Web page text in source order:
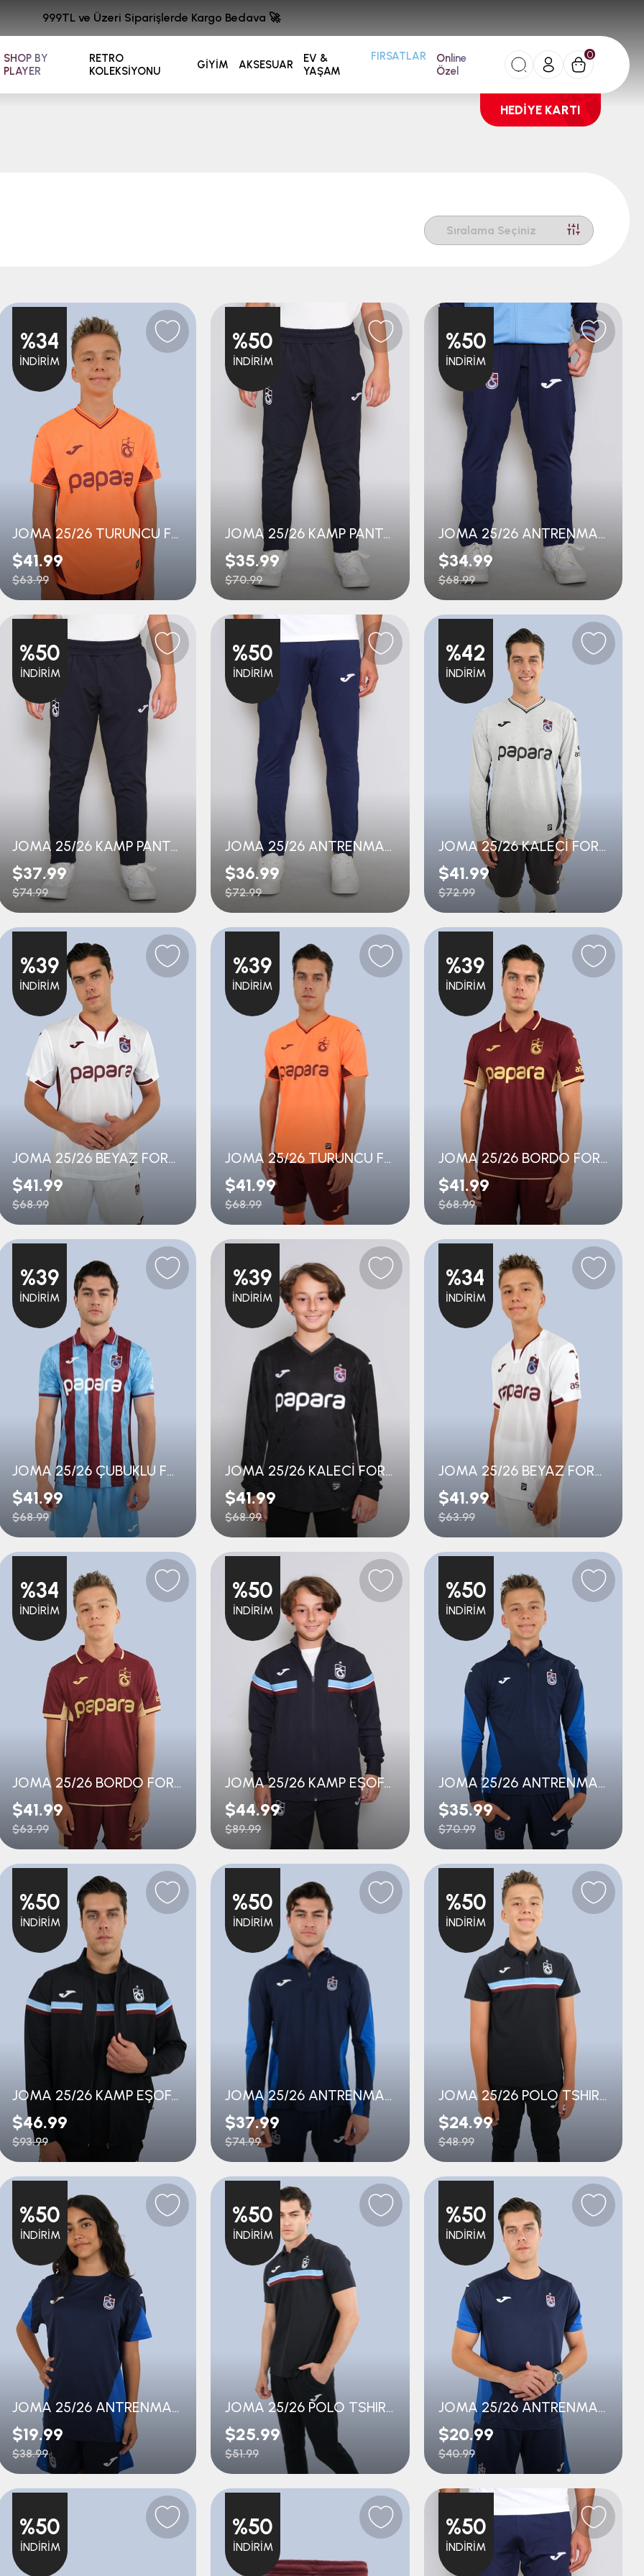
SHOP BY
PLAYER
RETRO
KOLEKSİYONU
GİYİM AKSESUAR
EV &
YAŞAM
Online
Özel
0
HEDİYE KARTI
999TL ve Üzeri Siparişlerde Kargo Bedava 🚀
JOMA 25/26 TURUNCU FORMA ÇOCUK
$41.99
$63.99
%34
İNDIRIM
JOMA 25/26 KAMP PANTOLON GENÇ
$35.99
$70.99
%50
İNDIRIM
JOMA 25/26 ANTRENMAN PANTOLON GENÇ
$34.99
$68.99
%50
İNDIRIM
JOMA 25/26 KAMP PANTOLON
$37.99
$74.99
%50
İNDIRIM
JOMA 25/26 ANTRENMAN PANTOLON
$36.99
$72.99
%50
İNDIRIM
JOMA 25/26 KALECİ FORMA
$41.99
$72.99
%42
İNDIRIM
JOMA 25/26 BEYAZ FORMA
$41.99
$68.99
%39
İNDIRIM
JOMA 25/26 TURUNCU FORMA
$41.99
$68.99
%39
İNDIRIM
JOMA 25/26 BORDO FORMA
$41.99
$68.99
%39
İNDIRIM
JOMA 25/26 ÇUBUKLU FORMA
$41.99
$68.99
%39
İNDIRIM
JOMA 25/26 KALECİ FORMA ÇOCUK
$41.99
$68.99
%39
İNDIRIM
JOMA 25/26 BEYAZ FORMA ÇOCUK
$41.99
$63.99
%34
İNDIRIM
JOMA 25/26 BORDO FORMA ÇOCUK
$41.99
$63.99
%34
İNDIRIM
JOMA 25/26 KAMP EŞOFMAN ÜST GENÇ
$44.99
$89.99
%50
İNDIRIM
JOMA 25/26 ANTRENMAN EŞOFMAN ÜST GENÇ
$35.99
$70.99
%50
İNDIRIM
JOMA 25/26 KAMP EŞOFMAN ÜST
$46.99
$93.99
%50
İNDIRIM
JOMA 25/26 ANTRENMAN EŞOFMAN ÜST
$37.99
$74.99
%50
İNDIRIM
JOMA 25/26 POLO TSHIRT GENÇ
$24.99
$48.99
%50
İNDIRIM
JOMA 25/26 ANTRENMAN TSHIRT GENÇ
$19.99
$38.99
%50
İNDIRIM
JOMA 25/26 POLO TSHIRT
$25.99
$51.99
%50
İNDIRIM
JOMA 25/26 ANTRENMAN TSHIRT
$20.99
$40.99
%50
İNDIRIM
%50
İNDIRIM
%50
İNDIRIM
%50
İNDIRIM